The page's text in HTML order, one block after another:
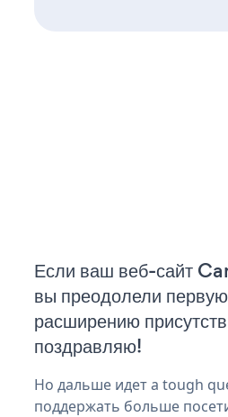
Если ваш веб-сайт
вы преодолели
расширению
поздравляю!
Но дальше идет a tough
поддержать больше